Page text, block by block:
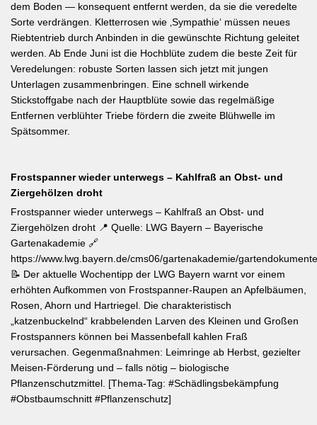
dem Boden — konsequent entfernt werden, da sie die veredelte
Sorte verdrängen. Kletterrosen wie ‚Sympathie‘ müssen neues
Riebtentrieb durch Anbinden in die gewünschte Richtung geleitet
werden. Ab Ende Juni ist die Hochblüte zudem die beste Zeit für
Veredelungen: robuste Sorten lassen sich jetzt mit jungen
Unterlagen zusammenbringen. Eine schnell wirkende
Stickstoffgabe nach der Hauptblüte sowie das regelmäßige
Entfernen verblühter Triebe fördern die zweite Blühwelle im
Spätsommer.
Frostspanner wieder unterwegs – Kahlfraß an Obst- und
Ziergehölzen droht
Frostspanner wieder unterwegs – Kahlfraß an Obst- und
Ziergehölzen droht 📍 Quelle: LWG Bayern – Bayerische
Gartenakademie 🔗
https://www.lwg.bayern.de/cms06/gartenakademie/
📝 Der aktuelle Wochentipp der LWG Bayern warnt vor einem
erhöhten Aufkommen von Frostspanner-Raupen an Apfelbäumen,
Rosen, Ahorn und Hartriegel. Die charakteristisch
„katzenbuckelnd“ krabbelenden Larven des Kleinen und Großen
Frostspanners können bei Massenbefall kahlen Fraß
verursachen. Gegenmaßnahmen: Leimringe ab Herbst, gezielter
Meisen-Förderung und – falls nötig – biologische
Pflanzenschutzmittel. [Thema-Tag: #Schädlingsbekämpfung
#Obstbaumschnitt #Pflanzenschutz]